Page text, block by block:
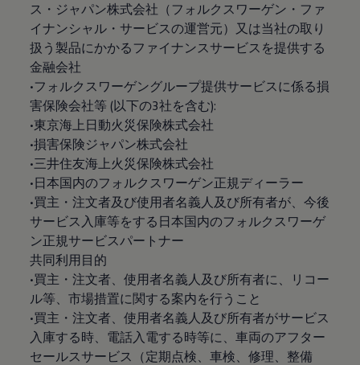
ス・ジャパン株式会社（フォルクスワーゲン・ファ
イナンシャル・サービスの運営元）又は当社の取り
扱う製品にかかるファイナンスサービスを提供する
金融会社
•フォルクスワーゲングループ提供サービスに係る損
害保険会社等 (以下の3社を含む):
•東京海上日動火災保険株式会社
•損害保険ジャパン株式会社
•三井住友海上火災保険株式会社
•日本国内のフォルクスワーゲン正規ディーラー
•買主・注文者及び使用者名義人及び所有者が、今後
サービス入庫等をする日本国内のフォルクスワーゲ
ン正規サービスパートナー
共同利用目的
•買主・注文者、使用者名義人及び所有者に、リコー
ル等、市場措置に関する案内を行うこと
•買主・注文者、使用者名義人及び所有者がサービス
入庫する時、電話入電する時等に、車両のアフター
セールスサービス（定期点検、車検、修理、整備